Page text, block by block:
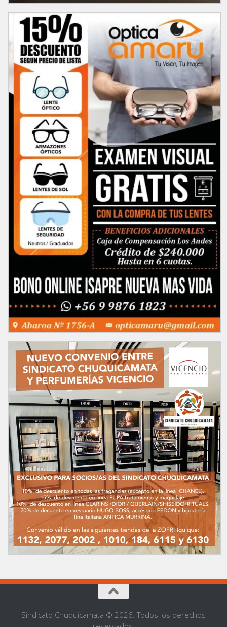
Sindicato Chuquicamata © 2026. Todos los derechos